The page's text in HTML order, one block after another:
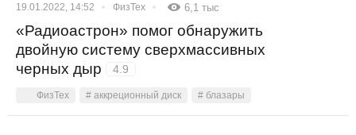
19.01.2022, 14:52 ФизТех 6,1 тыс
«Радиоастрон» помог обнаружить
двойную систему сверхмассивных
черных дыр
4.9
ФизТех # аккреционный диск # блазары